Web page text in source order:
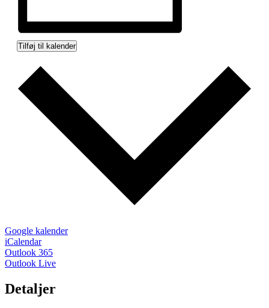
Tilføj til kalender
Google kalender
iCalendar
Outlook 365
Outlook Live
Detaljer